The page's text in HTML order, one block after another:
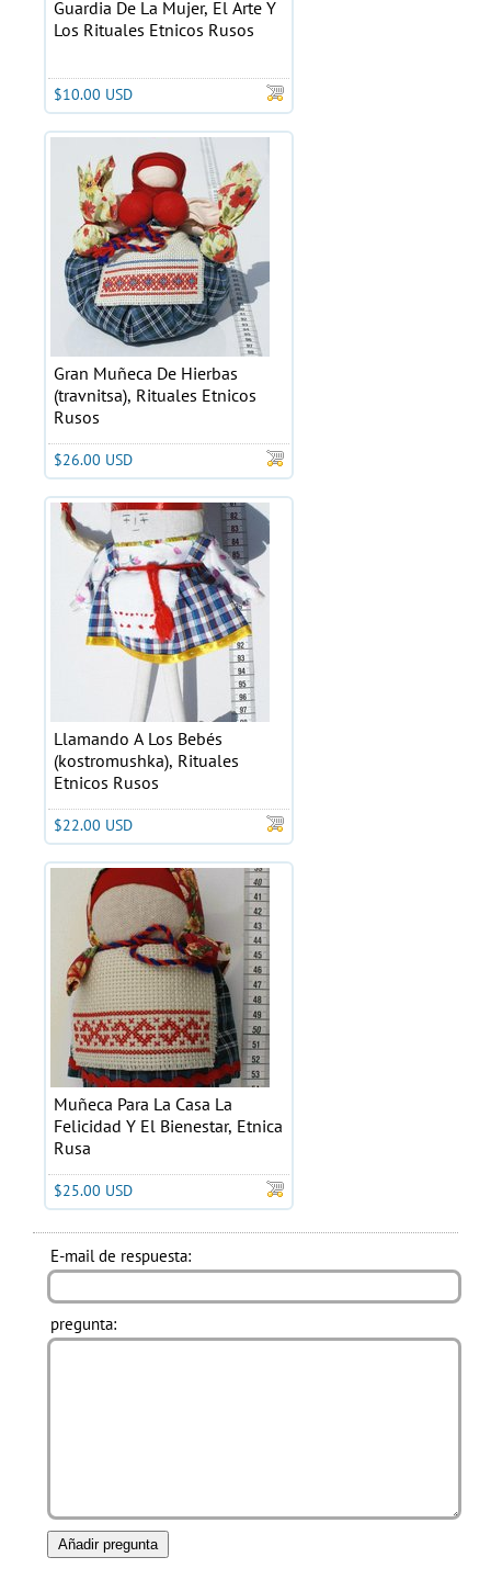
Guardia De La Mujer, El Arte Y
Los Rituales Etnicos Rusos
$10.00 USD
Gran Muñeca De Hierbas
(travnitsa), Rituales Etnicos
Rusos
$26.00 USD
Llamando A Los Bebés
(kostromushka), Rituales
Etnicos Rusos
$22.00 USD
Muñeca Para La Casa La
Felicidad Y El Bienestar, Etnica
Rusa
$25.00 USD
E-mail de respuesta:
pregunta: